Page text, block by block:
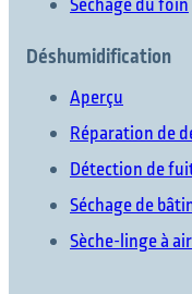
Que
Vous cherchez quelque
Déshumidification
Aperçu
Réparation de
Détection de
Séchage de
Sèche-linge à